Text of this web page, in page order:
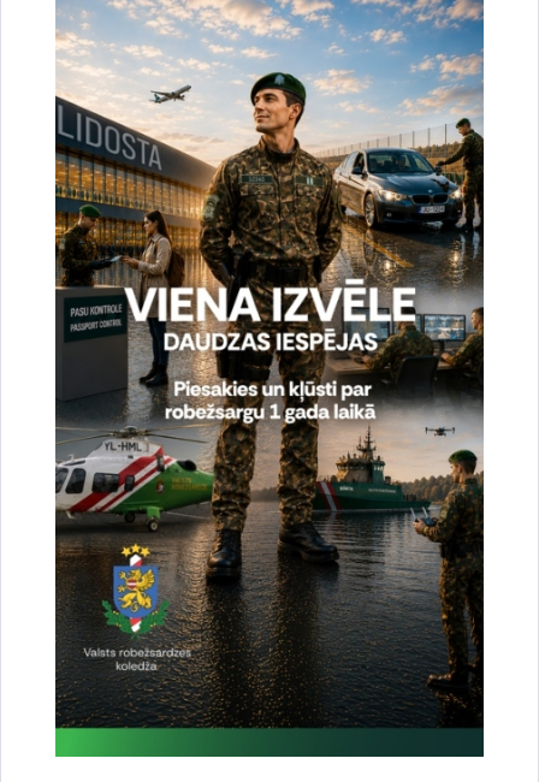
Noslēgušās Valsts robežsardzes organizētas
starptautiskās operatīvi - taktiskās mācības
“RONIS 2026”
27.07.2026. Sabiedriskie pasākumi
2026. gada 6. augusts uz valsts robežas un
valsts iekšienē
Statistika
2026. gada 5. augusts uz valsts robežas un
valsts iekšienē
06.08.2026. Statistika
Visi jaunumi